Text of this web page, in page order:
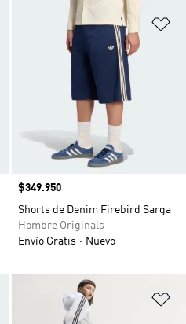
Añadir a la lista de deseos
Precio
$349.950
Shorts de Denim Firebird Sarga
Hombre Originals
Envío Gratis
Nuevo
Añadir a la lista de deseos